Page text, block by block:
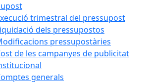
trimestral del pressupost
dels pressupostos
pressupostàries
de les campanyes de publicitat
generals